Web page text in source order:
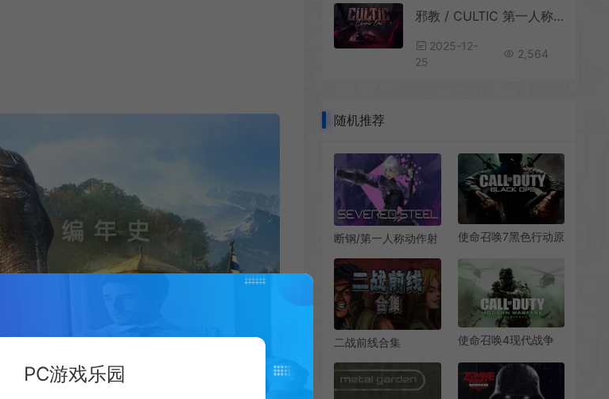
邪教 / CULTIC 第一人称复古动作射击游戏
2025-12-
25
2,564
随机推荐
断钢/第一人称动作射
Steel 下载
使命召唤7黑色行动原
of Duty Black Ops
二战前线合集
COLLECTION)经典
二战动作射击游戏|下
使命召唤4现代战争
4 Modern Warfare
Remastered)第一人
PC游戏乐园